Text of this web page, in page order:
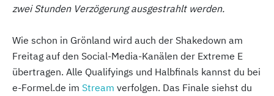
zwei Stunden Verzögerung ausgestrahlt werden.
Wie schon in Grönland wird auch der Shakedown am
Freitag auf den Social-Media-Kanälen der Extreme E
übertragen. Alle Qualifyings und Halbfinals kannst du bei
e-Formel.de im Stream verfolgen. Das Finale siehst du